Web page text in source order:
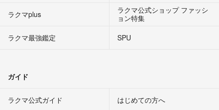
ラクマplus
ラクマ公式ショップ ファッシ
ョン特集
ラクマ最強鑑定
SPU
ガイド
ラクマ公式ガイド はじめての方へ